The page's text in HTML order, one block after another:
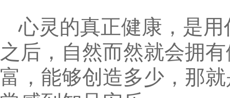
心灵的真正健康，是
之后，自然而然就会拥
富，能够创造多少，那